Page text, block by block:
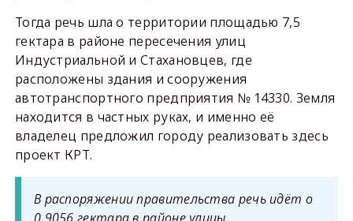
Тогда речь шла о территории площадью 7,5
гектара в районе пересечения улиц
Индустриальной и Стахановцев, где
расположены здания и сооружения
автотранспортного предприятия № 14330. Земля
находится в частных руках, и именно её
владелец предложил городу реализовать здесь
проект КРТ.
В распоряжении правительства речь идёт о
0,9056 гектара в районе улицы